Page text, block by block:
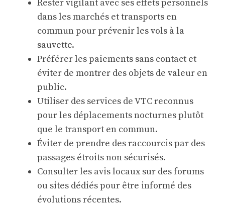
Rester vigilant avec ses effets personnels
dans les marchés et transports en
commun pour prévenir les vols à la
sauvette.
Préférer les paiements sans contact et
éviter de montrer des objets de valeur en
public.
Utiliser des services de VTC reconnus
pour les déplacements nocturnes plutôt
que le transport en commun.
Éviter de prendre des raccourcis par des
passages étroits non sécurisés.
Consulter les avis locaux sur des forums
ou sites dédiés pour être informé des
évolutions récentes.